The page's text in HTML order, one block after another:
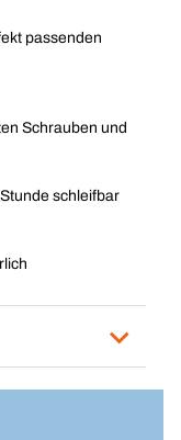
passenden
Schrauben und
schleifbar